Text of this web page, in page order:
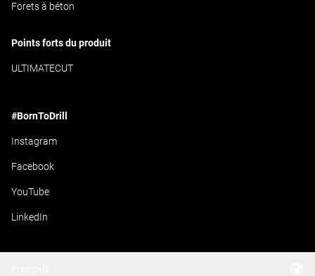
Forets à béton
Points forts du produit
ULTIMATECUT
#BornToDrill
Instagram
Facebook
YouTube
LinkedIn